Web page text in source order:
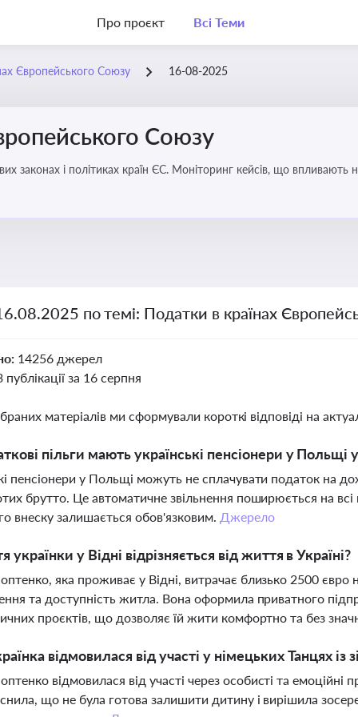
Про проєкт Всі Теми
Європейського Союзу 16-08-2025
Союзу
законах і політиках країн ЄС. Моніторинг кейсів, що впливають
по темі: Податки в країнах
14256 джерел
публікації за 16 серпня
матеріалів ми сформували короткі відповіді на
пільги мають українські пенсіонери у Польщі
пенсіонери у Польщі можуть не сплачувати податок на
брутто. Це автоматичне звільнення поширюється на
внеску залишається обов'язковим. Джерело
українки у Відні відрізняється від життя в Україні?
яка проживає у Відні, витрачає близько 2500 євро
та доступність житла. Вона оформила приватного
проєктів, що дозволяє їй жити комфортно та без
відмовилася від участі у німецьких Танцях із
відмовилася від участі через особисті та емоційні
що не була готова залишити дитину і вирішила